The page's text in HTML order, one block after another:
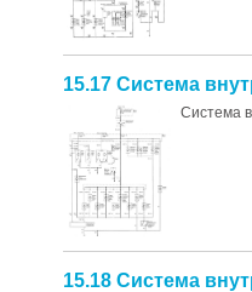
15.17 Система
Система
15.18 Система